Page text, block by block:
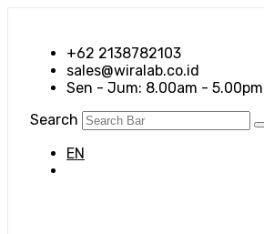
+62 2138782103
sales@wiralab.co.id
Sen - Jum: 8.00am - 5.00pm
Search
EN